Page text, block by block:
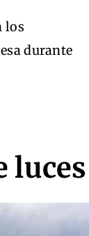
los
durante
luces